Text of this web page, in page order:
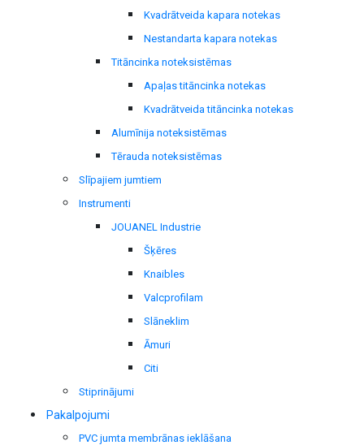
Kvadrātveida kapara notekas
Nestandarta kapara notekas
Titāncinka noteksistēmas
Apaļas titāncinka notekas
Kvadrātveida titāncinka notekas
Alumīnija noteksistēmas
Tērauda noteksistēmas
Slīpajiem jumtiem
Instrumenti
JOUANEL Industrie
Šķēres
Knaibles
Valcprofilam
Slāneklim
Āmuri
Citi
Stiprinājumi
Pakalpojumi
PVC jumta membrānas ieklāšana